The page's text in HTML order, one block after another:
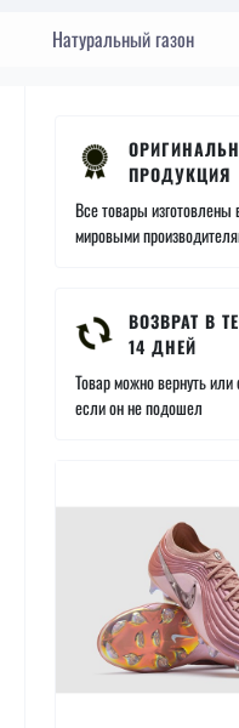
Натуральный газон
ПРОДУКЦИЯ
Все товары
мировыми
ВОЗВРАТ В
14 ДНЕЙ
Товар можно вернуть или
если он не подошел